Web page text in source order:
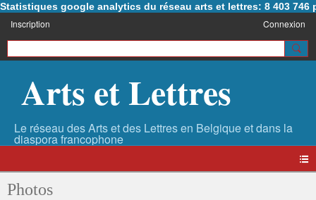
Statistiques google analytics du réseau arts et lettres: 8 403 746
Inscription Connexion
Arts et Lettres
Photos